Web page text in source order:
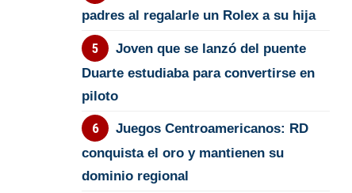
padres al regalarle un Rolex a su hija
Joven que se lanzó del puente
Duarte estudiaba para convertirse en
piloto
Juegos Centroamericanos: RD
conquista el oro y mantienen su
dominio regional